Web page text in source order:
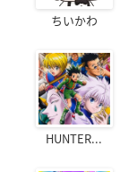
ちいかわ
HUNTER...